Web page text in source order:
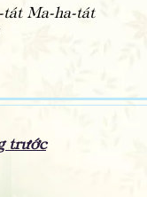
Ma-ha-tát
trước